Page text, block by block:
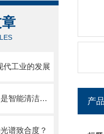
代工业的发展
高防水耐蚀的工业连接器是智能清洁机器运转稳定性的关键
谱致合度？
产